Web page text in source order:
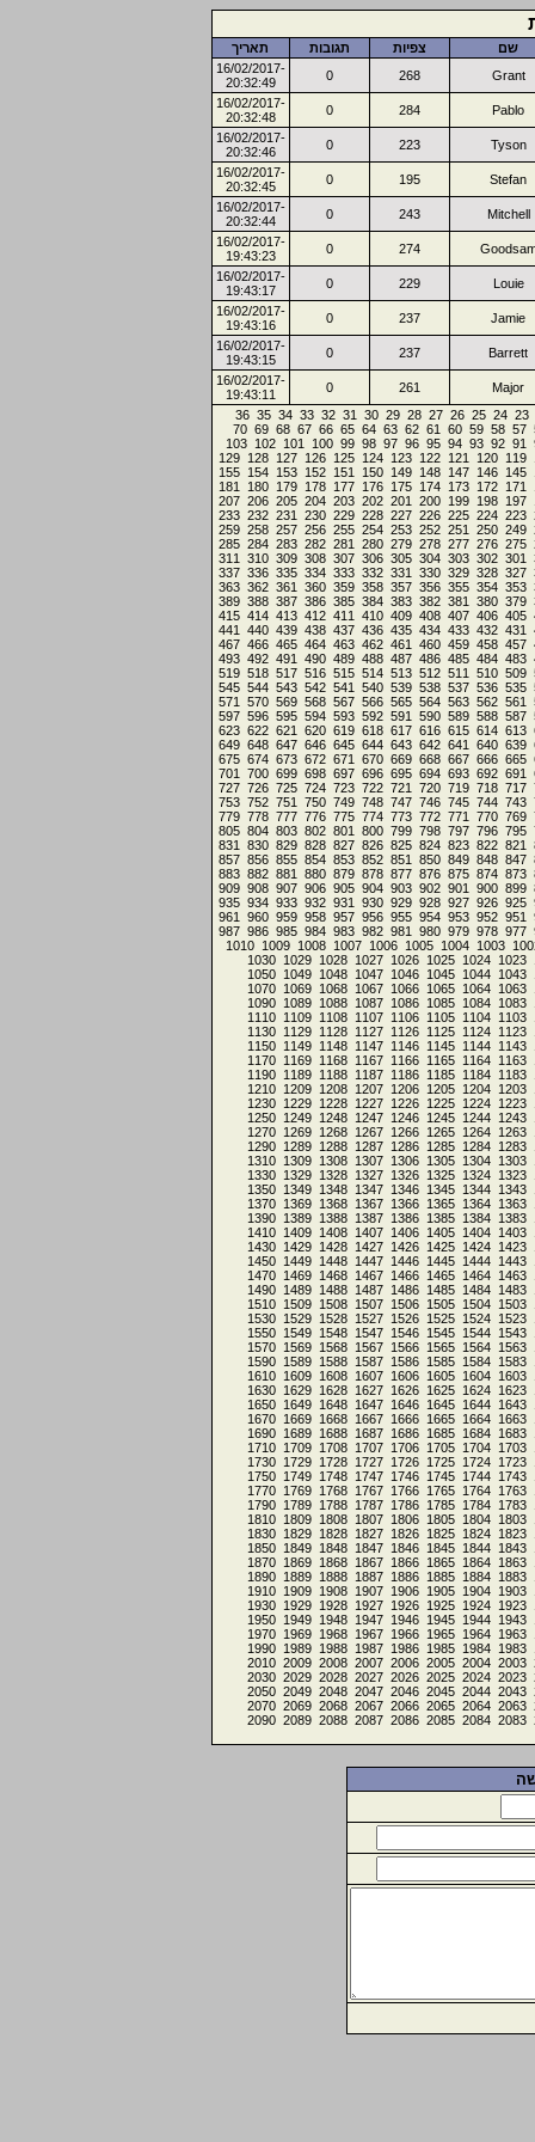
שם צפיות תגובות
תאריך
Grant
268
0
16/02/2017-
20:32:49
Pablo
284
0
16/02/2017-
20:32:48
Tyson
223
0
16/02/2017-
20:32:46
Stefan
195
0
16/02/2017-
20:32:45
Mitchell
243
0
16/02/2017-
20:32:44
274
0
16/02/2017-
19:43:23
Louie
229
0
16/02/2017-
19:43:17
Jamie
237
0
16/02/2017-
19:43:16
Barrett
237
0
16/02/2017-
19:43:15
Major
261
0
16/02/2017-
19:43:11
23
24
25
26
27
28
29
30
31
32
33
34
35
36
57
58
59
60
61
62
63
64
65
66
67
68
69
70
91
92
93
94
95
96
97
98
99
100
101
102
103
119
120
121
122
123
124
125
126
127
128
129
145
146
147
148
149
150
151
152
153
154
155
171
172
173
174
175
176
177
178
179
180
181
197
198
199
200
201
202
203
204
205
206
207
223
224
225
226
227
228
229
230
231
232
233
249
250
251
252
253
254
255
256
257
258
259
275
276
277
278
279
280
281
282
283
284
285
301
302
303
304
305
306
307
308
309
310
311
327
328
329
330
331
332
333
334
335
336
337
353
354
355
356
357
358
359
360
361
362
363
379
380
381
382
383
384
385
386
387
388
389
405
406
407
408
409
410
411
412
413
414
415
431
432
433
434
435
436
437
438
439
440
441
457
458
459
460
461
462
463
464
465
466
467
483
484
485
486
487
488
489
490
491
492
493
509
510
511
512
513
514
515
516
517
518
519
535
536
537
538
539
540
541
542
543
544
545
561
562
563
564
565
566
567
568
569
570
571
587
588
589
590
591
592
593
594
595
596
597
613
614
615
616
617
618
619
620
621
622
623
639
640
641
642
643
644
645
646
647
648
649
665
666
667
668
669
670
671
672
673
674
675
691
692
693
694
695
696
697
698
699
700
701
717
718
719
720
721
722
723
724
725
726
727
743
744
745
746
747
748
749
750
751
752
753
769
770
771
772
773
774
775
776
777
778
779
795
796
797
798
799
800
801
802
803
804
805
821
822
823
824
825
826
827
828
829
830
831
847
848
849
850
851
852
853
854
855
856
857
873
874
875
876
877
878
879
880
881
882
883
899
900
901
902
903
904
905
906
907
908
909
925
926
927
928
929
930
931
932
933
934
935
951
952
953
954
955
956
957
958
959
960
961
977
978
979
980
981
982
983
984
985
986
987
1003
1004
1005
1006
1007
1008
1009
1010
1023
1024
1025
1026
1027
1028
1029
1030
1043
1044
1045
1046
1047
1048
1049
1050
1063
1064
1065
1066
1067
1068
1069
1070
1083
1084
1085
1086
1087
1088
1089
1090
1103
1104
1105
1106
1107
1108
1109
1110
1123
1124
1125
1126
1127
1128
1129
1130
1143
1144
1145
1146
1147
1148
1149
1150
1163
1164
1165
1166
1167
1168
1169
1170
1183
1184
1185
1186
1187
1188
1189
1190
1203
1204
1205
1206
1207
1208
1209
1210
1223
1224
1225
1226
1227
1228
1229
1230
1243
1244
1245
1246
1247
1248
1249
1250
1263
1264
1265
1266
1267
1268
1269
1270
1283
1284
1285
1286
1287
1288
1289
1290
1303
1304
1305
1306
1307
1308
1309
1310
1323
1324
1325
1326
1327
1328
1329
1330
1343
1344
1345
1346
1347
1348
1349
1350
1363
1364
1365
1366
1367
1368
1369
1370
1383
1384
1385
1386
1387
1388
1389
1390
1403
1404
1405
1406
1407
1408
1409
1410
1423
1424
1425
1426
1427
1428
1429
1430
1443
1444
1445
1446
1447
1448
1449
1450
1463
1464
1465
1466
1467
1468
1469
1470
1483
1484
1485
1486
1487
1488
1489
1490
1503
1504
1505
1506
1507
1508
1509
1510
1523
1524
1525
1526
1527
1528
1529
1530
1543
1544
1545
1546
1547
1548
1549
1550
1563
1564
1565
1566
1567
1568
1569
1570
1583
1584
1585
1586
1587
1588
1589
1590
1603
1604
1605
1606
1607
1608
1609
1610
1623
1624
1625
1626
1627
1628
1629
1630
1643
1644
1645
1646
1647
1648
1649
1650
1663
1664
1665
1666
1667
1668
1669
1670
1683
1684
1685
1686
1687
1688
1689
1690
1703
1704
1705
1706
1707
1708
1709
1710
1723
1724
1725
1726
1727
1728
1729
1730
1743
1744
1745
1746
1747
1748
1749
1750
1763
1764
1765
1766
1767
1768
1769
1770
1783
1784
1785
1786
1787
1788
1789
1790
1803
1804
1805
1806
1807
1808
1809
1810
1823
1824
1825
1826
1827
1828
1829
1830
1843
1844
1845
1846
1847
1848
1849
1850
1863
1864
1865
1866
1867
1868
1869
1870
1883
1884
1885
1886
1887
1888
1889
1890
1903
1904
1905
1906
1907
1908
1909
1910
1923
1924
1925
1926
1927
1928
1929
1930
1943
1944
1945
1946
1947
1948
1949
1950
1963
1964
1965
1966
1967
1968
1969
1970
1983
1984
1985
1986
1987
1988
1989
1990
2003
2004
2005
2006
2007
2008
2009
2010
2023
2024
2025
2026
2027
2028
2029
2030
2043
2044
2045
2046
2047
2048
2049
2050
2063
2064
2065
2066
2067
2068
2069
2070
2083
2084
2085
2086
2087
2088
2089
2090